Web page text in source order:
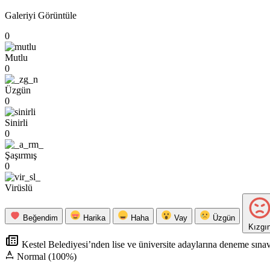
Galeriyi Görüntüle
0
Mutlu
0
Üzgün
0
Sinirli
0
Şaşırmış
0
Virüslü
Beğendim Harika Haha Vay
Üzgün
Kestel Belediyesi’nden lise ve üniversite adaylarına deneme
Normal (100%)